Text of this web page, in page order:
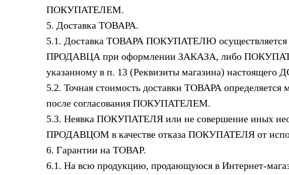
ПОКУПАТЕЛЕМ.
5. Доставка ТОВАРА.
5.1. Доставка ТОВАРА ПОКУПАТЕЛЮ
ПРОДАВЦА при оформлении ЗАКАЗА, либо
указанному в п. 13 (Реквизиты магазина) настоящего
5.2. Точная стоимость доставки ТОВАРА
после согласования ПОКУПАТЕЛЕМ.
5.3. Неявка ПОКУПАТЕЛЯ или не совершение иных
ПРОДАВЦОМ в качестве отказа ПОКУПАТЕЛЯ от
6. Гарантии на ТОВАР.
6.1. На всю продукцию, продающуюся в Интернет-